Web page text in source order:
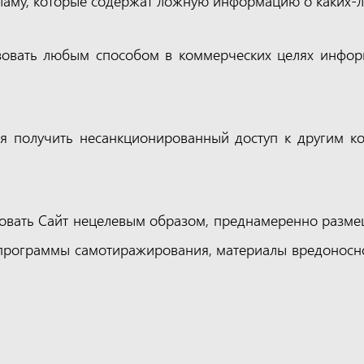
любым способом в коммерческих целях
получить несанкционированный доступ к другим
Сайт нецелевым образом, преднамеренно
самотиражирования, материалы